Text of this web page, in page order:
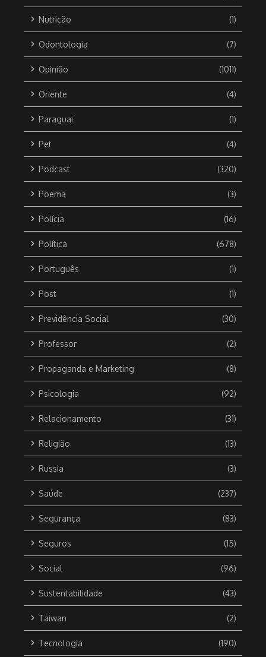
Nutrição (1)
Odontologia (7)
Opinião (1011)
Oriente (4)
Paraguai (1)
Pet (4)
Podcast (320)
Poema (3)
Polícia (16)
Política (678)
Português (1)
Post (1)
Previdência Social (30)
Professor (2)
Propaganda e Marketing (8)
Psicologia (92)
Relacionamento (31)
Religião (13)
Russia (3)
Saúde (237)
Segurança (83)
Seguros (15)
Social (96)
Sustentabilidade (43)
Taiwan (2)
Tecnologia (190)